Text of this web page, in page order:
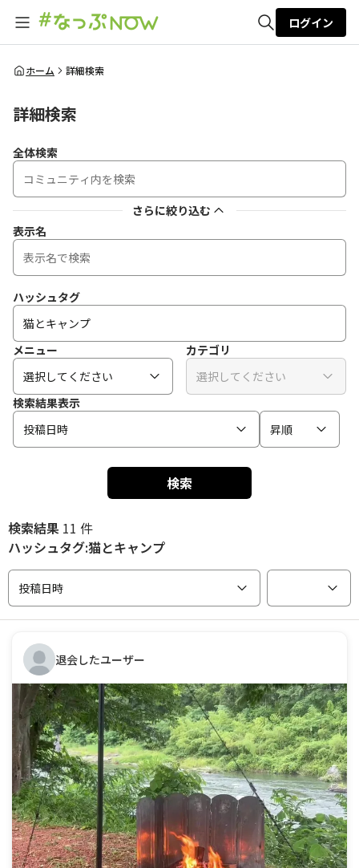
全体検索
ログイン
ホーム 詳細検索
詳細検索
全体検索
さらに絞り込む
表示名
ハッシュタグ
メニュー
カテゴリ
選択してください
選択してください
検索結果表示
投稿日時
昇順
検索
検索結果 11 件
ハッシュタグ:猫とキャンプ
投稿日時
退会したユーザー